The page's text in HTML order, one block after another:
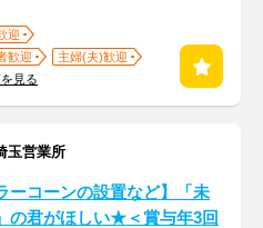
迎
歓迎
主婦(夫)歓迎
見る
玉営業所
ーコーンの設置など】「未
の君がほしい★＜賞与年3回